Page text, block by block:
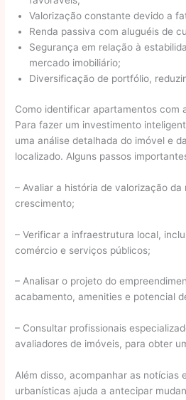
Valorização constante devido a
Renda passiva com aluguéis de
Segurança em relação à
mercado imobiliário;
Diversificação de portfólio,
Como identificar apartamentos com
Para fazer um investimento
uma análise detalhada do imóvel e
localizado. Alguns passos
– Avaliar a história de valorização
crescimento;
– Verificar a infraestrutura local,
comércio e serviços públicos;
– Analisar o projeto do
acabamento, amenities e potencial
– Consultar profissionais
avaliadores de imóveis, para obter
Além disso, acompanhar as notícias
urbanísticas ajuda a antecipar